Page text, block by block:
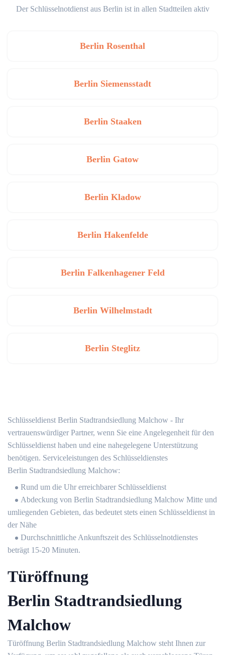
Der Schlüsselnotdienst aus Berlin ist in allen Stadtteilen aktiv
Berlin Rosenthal
Berlin Siemensstadt
Berlin Staaken
Berlin Gatow
Berlin Kladow
Berlin Hakenfelde
Berlin Falkenhagener Feld
Berlin Wilhelmstadt
Berlin Steglitz
Schlüsseldienst Berlin Stadtrandsiedlung Malchow - Ihr
vertrauenswürdiger Partner, wenn Sie eine Angelegenheit für den
Schlüsseldienst haben und eine nahegelegene Unterstützung
benötigen. Serviceleistungen des Schlüsseldienstes
Berlin Stadtrandsiedlung Malchow:
Rund um die Uhr erreichbarer Schlüsseldienst
Abdeckung von Berlin Stadtrandsiedlung Malchow Mitte und
umliegenden Gebieten, das bedeutet stets einen Schlüsseldienst in
der Nähe
Durchschnittliche Ankunftszeit des Schlüsselnotdienstes
beträgt 15-20 Minuten.
Türöffnung
Berlin Stadtrandsiedlung
Malchow
Türöffnung Berlin Stadtrandsiedlung Malchow steht Ihnen zur